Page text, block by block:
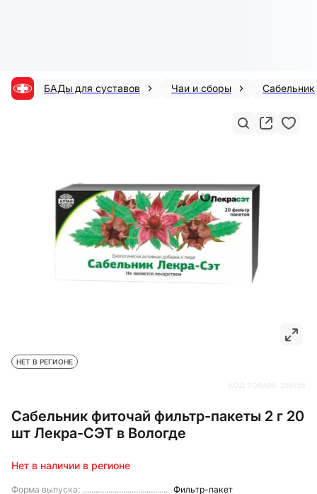
БАДы для суставов Чаи и сборы Сабельник
Сабельник фиточай фильтр-пакеты 2 г 20
шт Лекра-СЭТ в Вологде
НЕТ В РЕГИОНЕ
Форма выпуска:
Фильтр-пакет
Нет в наличии в регионе